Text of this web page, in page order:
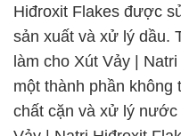
Hiđroxit Flakes được
sản xuất và xử lý dầu.
làm cho Xút Vảy |
một thành phần không
chất cặn và xử lý